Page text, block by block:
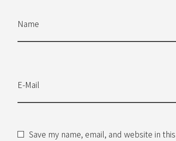
Name
E-Mail
Save my name, email, and website in